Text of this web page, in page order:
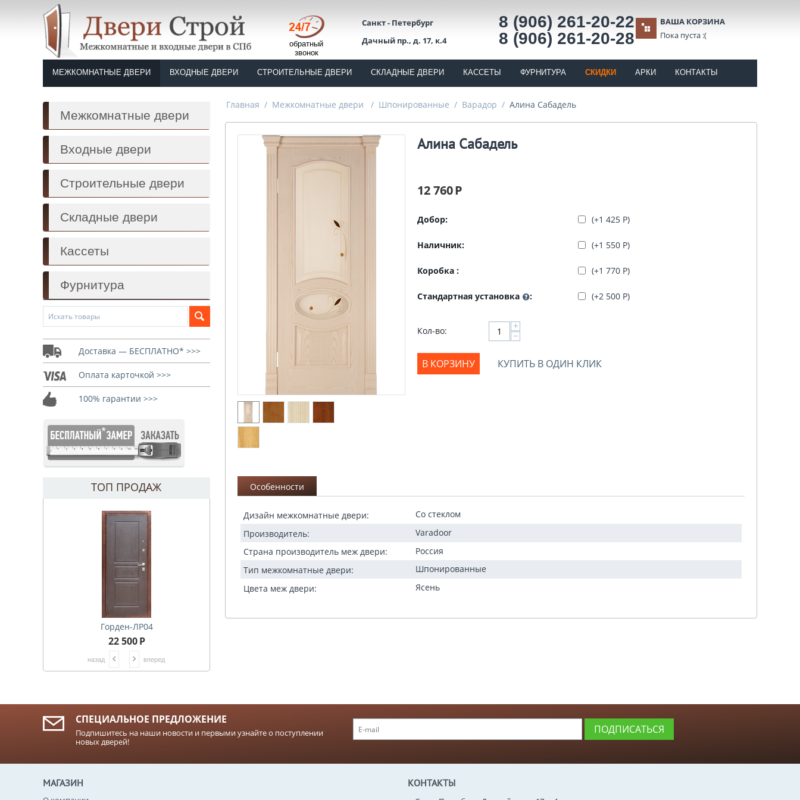
обратный
звонок
Санкт - Петербург
Дачный пр., д. 17, к.4
8 (906) 261-20-22
8 (906) 261-20-28
ВАША КОРЗИНА
Пока пуста :(
МЕЖКОМНАТНЫЕ ДВЕРИ ВХОДНЫЕ ДВЕРИ СТРОИТЕЛЬНЫЕ ДВЕРИ СКЛАДНЫЕ ДВЕРИ КАССЕТЫ ФУРНИТУРА СКИДКИ АРКИ КОНТАКТЫ
Межкомнатные двери
Входные двери
Строительные двери
Складные двери
Кассеты
Фурнитура
Доставка — БЕСПЛАТНО* >>>
Оплата карточкой >>>
100% гарантии >>>
ТОП ПРОДАЖ
Горден-ЛР04
22 500 Р
Коричневый
27 300Р
Релакс
35 900
назад вперед
Главная / Межкомнатные двери / Шпонированные / Варадор / Алина Сабадель
Алина Сабадель
12 760Р
Добор: (+1 425 Р)
Наличник: (+1 550 Р)
Коробка : (+1 770 Р)
Стандартная установка : (+2 500 Р)
Кол-во: +
−
В КОРЗИНУ КУПИТЬ В ОДИН КЛИК
Особенности
Дизайн межкомнатные двери:
Со стеклом
Производитель:
Varadoor
Страна производитель меж двери:
Россия
Тип межкомнатные двери:
Шпонированные
Цвета меж двери:
Ясень
СПЕЦИАЛЬНОЕ ПРЕДЛОЖЕНИЕ
Подпишитесь на наши новости и первыми узнайте о поступлении
новых дверей!
ПОДПИСАТЬСЯ
МАГАЗИН КОНТАКТЫ